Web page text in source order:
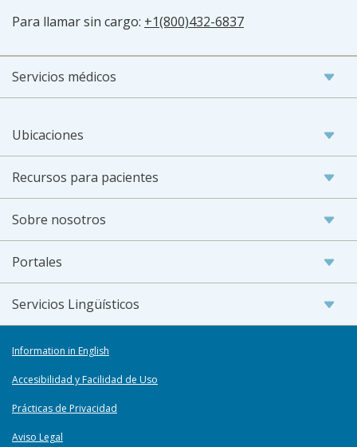
Para llamar sin cargo: +1(800)432-6837
Servicios médicos
Ubicaciones
Recursos para pacientes
Sobre nosotros
Portales
Servicios Lingüísticos
Information in English
Accesibilidad y Facilidad de Uso
Prácticas de Privacidad
Aviso Legal